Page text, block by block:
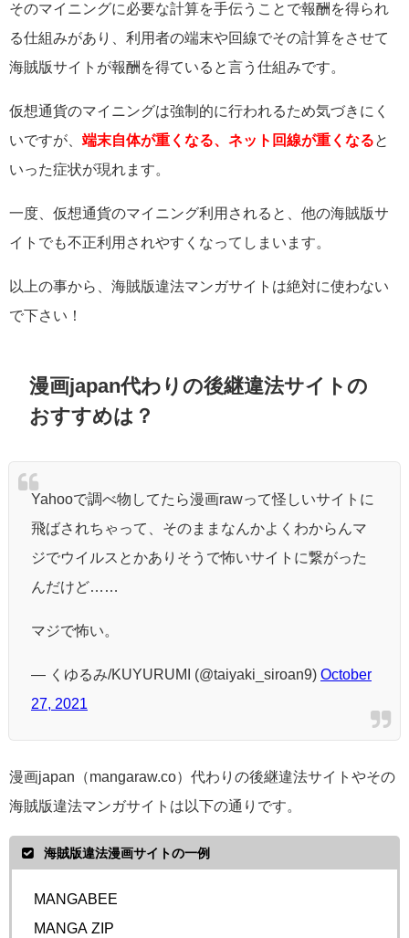
そのマイニングに必要な計算を手伝うことで報酬を得られ
る仕組みがあり、利用者の端末や回線でその計算をさせて
海賊版サイトが報酬を得ていると言う仕組みです。
仮想通貨のマイニングは強制的に行われるため気づきにく
いですが、 端末自体が重くなる、ネット回線が重くなると
いった症状が現れます。
一度、 仮想通貨のマイニング利用されると、他の海賊版サ
イトでも不正利用されやすくなってしまいます。
以上の事から、海賊版違法マンガサイトは絶対に使わない
で下さい！
漫画japan代わりの後継違法サイトの
おすすめは？
Yahooで調べ物してたら漫画rawって怪しいサイトに
飛ばされちゃって、そのままなんかよくわからんマ
ジでウイルスとかありそうで怖いサイトに繋がった
んだけど……
マジで怖い。
— くゆるみ/KUYURUMI (@taiyaki_siroan9) October
27, 2021
漫画japan（mangaraw.co）代わりの後継違法サイトやその
海賊版違法マンガサイトは以下の通りです。
海賊版違法漫画サイトの一例
MANGABEE
MANGA ZIP